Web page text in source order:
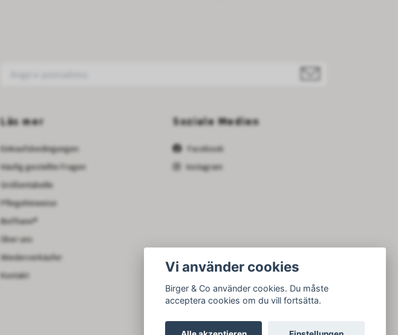
Läs mer
Einkaufsbedingungen
Häufig gestellte Fragen
Größentabelle
Pflegehinweise
BioThane®
Über uns
Wiederverkäufer
Kontakt
Soziale Medien
Facebook
Instagram
Vi använder cookies
Birger & Co använder cookies. Du måste
acceptera cookies om du vill fortsätta.